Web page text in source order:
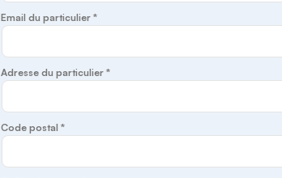
Email du particulier *
Adresse du particulier *
Code postal *